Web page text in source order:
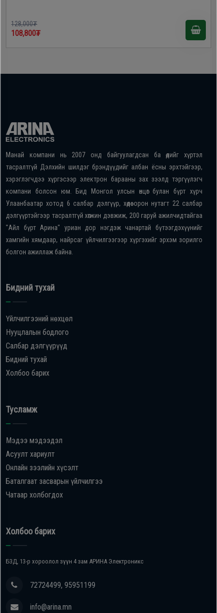
128,000₮
108,800₮
Манай компани нь 2007 онд байгуулагдсан ба өдийг хүртэл
тасралтгүй Дэлхийн шилдэг брэндүүдийг албан ёсны эрхтэйгээр,
хэрэглэгчдээ хүргэсээр электрон барааны зах зээлд тэргүүлэгч
компани болсон юм. Бид Монгол улсын өнцөг булан бүрт хүрч
Улаанбаатар хотод 6 салбар дэлгүүр, хөдөө орон нутагт 22 салбар
дэлгүүртэйгээр тасралтгүй хөгжин дэвжиж, 200 гаруй ажилчидтайгаа
"Айл бүрт Арина" уриан дор нэгдэж чанартай бүтээгдэхүүнийг
хамгийн хямдаар, найрсаг үйлчилгээгээр хүргэхийг эрхэм зорилго
болгон ажиллаж байна.
Бидний тухай
Үйлчилгээний нөхцөл
Нууцлалын бодлого
Салбар дэлгүүрүүд
Бидний тухай
Холбоо барих
Тусламж
Мэдээ мэдээдэл
Асуулт хариулт
Онлайн зээлийн хүсэлт
Баталгаат засварын үйлчилгээ
Чатаар холбогдох
Холбоо барих
БЗД, 13-р хороолол зүүн 4 зам АРИНА Электроникс
72724499, 95951199
info@arina.mn